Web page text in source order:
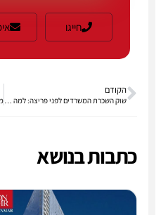
חייגו
הקודם
כתבות בנושא